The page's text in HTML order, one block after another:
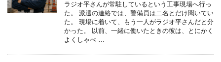
ラジオ平さんが常駐しているという工事現場へ行っ
た。 派遣の連絡では、警備員は二名とだけ聞いてい
た。 現場に着いて、もう一人がラジオ平さんだと分
かった。 以前、一緒に働いたときの彼は、とにかく
よくしゃべ …